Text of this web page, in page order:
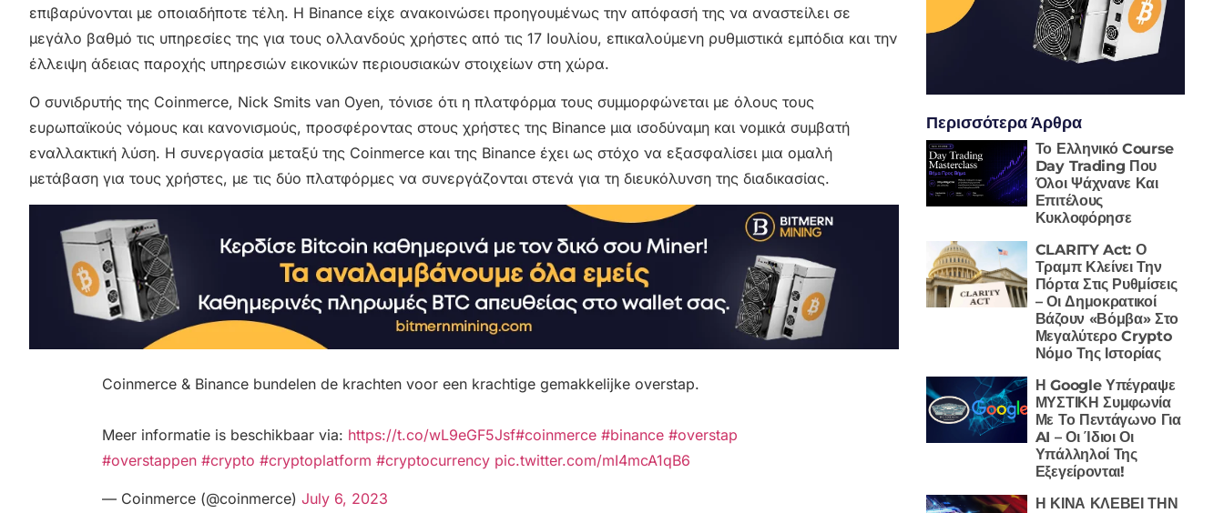
επιβαρύνονται με οποιαδήποτε τέλη. Η Binance είχε ανακοινώσει προηγουμένως την απόφασή της να αναστείλει σε
μεγάλο βαθμό τις υπηρεσίες της για τους ολλανδούς χρήστες από τις 17 Ιουλίου, επικαλούμενη ρυθμιστικά εμπόδια και την
έλλειψη άδειας παροχής υπηρεσιών εικονικών περιουσιακών στοιχείων στη χώρα.
Ο συνιδρυτής της Coinmerce, Nick Smits van Oyen, τόνισε ότι η πλατφόρμα τους συμμορφώνεται με όλους τους
ευρωπαϊκούς νόμους και κανονισμούς, προσφέροντας στους χρήστες της Binance μια ισοδύναμη και νομικά συμβατή
εναλλακτική λύση. Η συνεργασία μεταξύ της Coinmerce και της Binance έχει ως στόχο να εξασφαλίσει μια ομαλή
μετάβαση για τους χρήστες, με τις δύο πλατφόρμες να συνεργάζονται στενά για τη διευκόλυνση της διαδικασίας.
Coinmerce & Binance bundelen de krachten voor een krachtige gemakkelijke overstap.
Meer informatie is beschikbaar via: https://t.co/wL9eGF5Jsf#coinmerce #binance #overstap
#overstappen #crypto #cryptoplatform #cryptocurrency pic.twitter.com/mI4mcA1qB6
— Coinmerce (@coinmerce) July 6, 2023
Περισσότερα Άρθρα
Το Ελληνικό Course
Day Trading Που
Όλοι Ψάχνανε Και
Επιτέλους
Κυκλοφόρησε
CLARITY Act: Ο
Τραμπ Κλείνει Την
Πόρτα Στις Ρυθμίσεις
– Οι Δημοκρατικοί
Βάζουν «Βόμβα» Στο
Μεγαλύτερο Crypto
Νόμο Της Ιστορίας
Η Google Υπέγραψε
ΜΥΣΤΙΚΗ Συμφωνία
Με Το Πεντάγωνο Για
AI – Οι Ίδιοι Οι
Υπάλληλοί Της
Εξεγείρονται!
Η ΚΙΝΑ ΚΛΕΒΕΙ ΤΗΝ